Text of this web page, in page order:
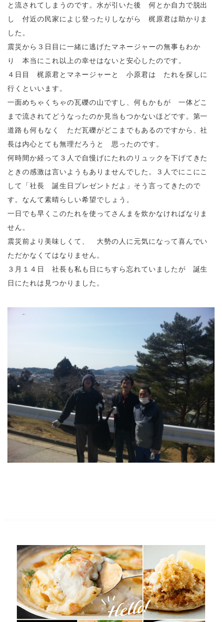
と流されてしまうのです。水が引いた後 何とか自力で脱出
し 付近の民家によじ登ったりしながら 梶原君は助かりま
した。
震災から３日目に一緒に逃げたマネージャーの無事もわか
り 本当にこれ以上の幸せはないと安心したのです。
４日目 梶原君とマネージャーと 小原君は たれを探しに
行くといいます。
一面めちゃくちゃの瓦礫の山ですし、何もかもが 一体どこ
まで流されてどうなったのか見当もつかないほどです。第一
道路も何もなく ただ瓦礫がどこまでもあるのですから、社
長は内心とても無理だろうと 思ったのです。
何時間か経って３人で自慢げにたれのリュックを下げてきた
ときの感激は言いようもありませんでした。３人でにこにこ
して「社長 誕生日プレゼントだよ」そう言ってきたので
す。なんて素晴らしい希望でしょう。
一日でも早くこのたれを使ってさんまを炊かなければなりま
せん。
震災前より美味しくて、 大勢の人に元気になって喜んでい
ただかなくてはなりません。
３月１４日 社長も私も日にちすら忘れていましたが 誕生
日にたれは見つかりました。